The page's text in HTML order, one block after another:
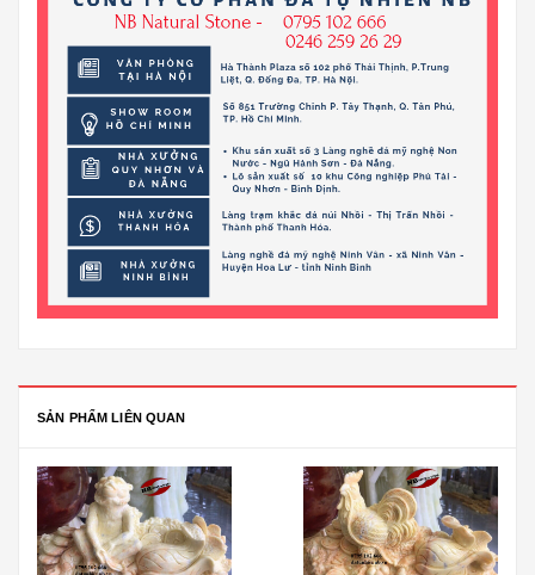
SẢN PHẨM LIÊN QUAN